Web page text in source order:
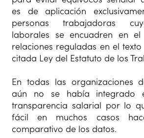
es de aplicación
personas trabajadoras
laborales se encuadren en
relaciones reguladas en el
citada Ley del Estatuto de los
En todas las organizaciones
aún no se había integrado
transparencia salarial por lo
fácil en muchos casos
comparativo de los datos.